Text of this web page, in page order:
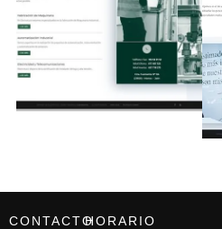
CONTACTOHORARIO